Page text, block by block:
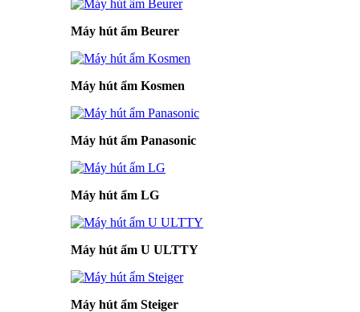
Máy hút ẩm Beurer
Máy hút ẩm Kosmen
Máy hút ẩm Panasonic
Máy hút ẩm LG
Máy hút ẩm U ULTTY
Máy hút ẩm Steiger